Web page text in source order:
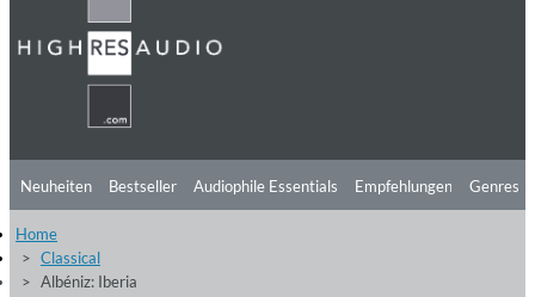
Neuheiten Bestseller Audiophile Essentials Empfehlungen
Hörtipps
Videos
Genres
Home
Classical
Albéniz: Iberia